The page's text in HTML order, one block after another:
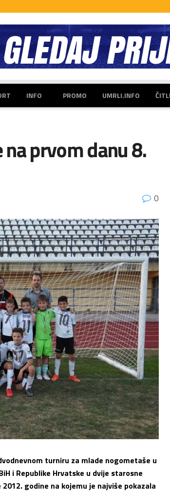
INFO PROMO UMRLI.INFO
prvom danu 8.
0
turniru za mlade nogometaše u
i Republike Hrvatske u dvije starosne
godine na kojemu je najviše pokazala